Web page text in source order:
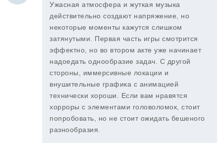
Ужасная атмосфера и жуткая музыка
действительно создают напряжение, но
некоторые моменты кажутся слишком
затянутыми. Первая часть игры смотрится
эффектно, но во втором акте уже начинает
надоедать однообразие задач. С другой
стороны, иммерсивные локации и
внушительные графика с анимацией
технически хороши. Если вам нравятся
хорроры с элементами головоломок, стоит
попробовать, но не стоит ожидать бешеного
разнообразия.